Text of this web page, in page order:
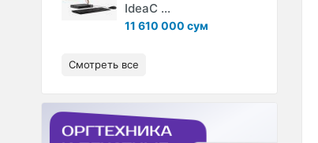
IdeaC ...
11 610 000 сум
Смотреть все